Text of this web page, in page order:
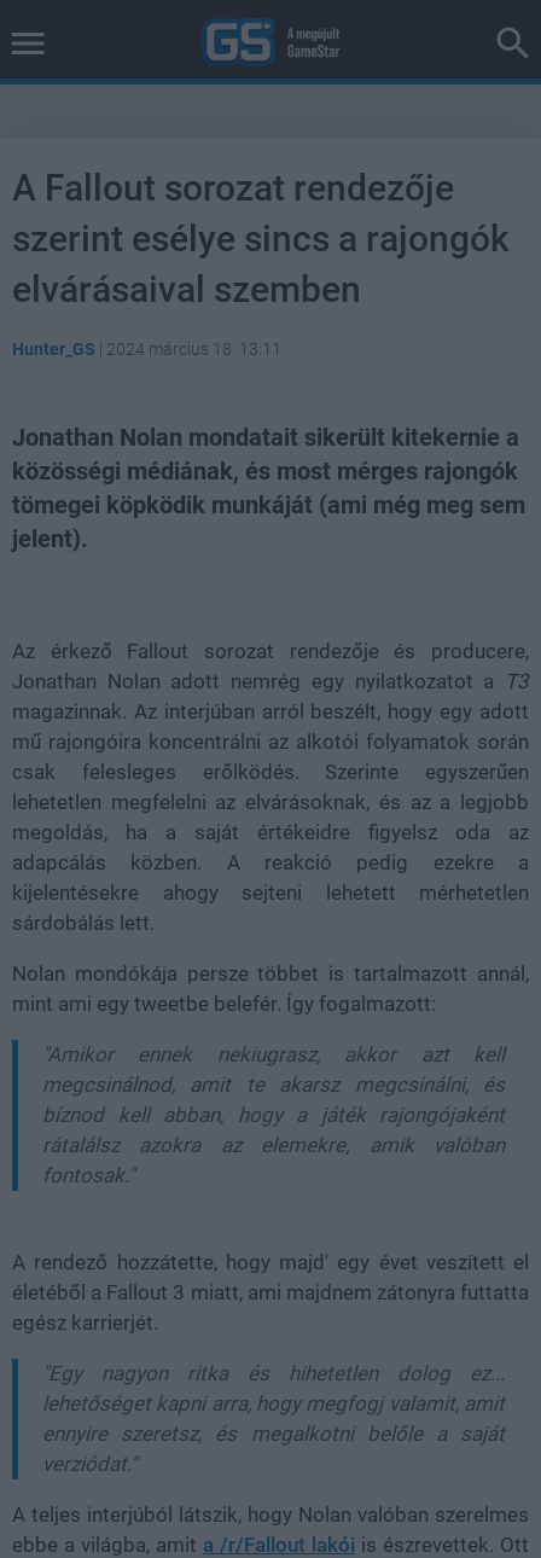
A Fallout sorozat rendezője
szerint esélye sincs a rajongók
elvárásaival szemben
Hunter_GS | 2024 március 18. 13:11
Jonathan Nolan mondatait sikerült kitekernie a
közösségi médiának, és most mérges rajongók
tömegei köpködik munkáját (ami még meg sem
jelent).
Az érkező Fallout sorozat rendezője és producere,
Jonathan Nolan adott nemrég egy nyilatkozatot a
T3
magazinnak. Az interjúban arról beszélt, hogy egy adott
mű rajongóira koncentrálni az alkotói folyamatok során
csak felesleges erőlködés. Szerinte egyszerűen
lehetetlen megfelelni az elvárásoknak, és az a legjobb
megoldás, ha a saját értékeidre figyelsz oda az
adapcálás közben. A reakció pedig ezekre a
kijelentésekre ahogy sejteni lehetett mérhetetlen
sárdobálás lett.
Nolan mondókája persze többet is tartalmazott annál,
mint ami egy tweetbe belefér. Így fogalmazott:
"Amikor ennek nekiugrasz, akkor azt kell
megcsinálnod, amit te akarsz megcsinálni, és
bíznod kell abban, hogy a játék rajongójaként
rátalálsz azokra az elemekre, amik valóban
fontosak."
A rendező hozzátette, hogy majd' egy évet veszített el
életéből a Fallout 3 miatt, ami majdnem zátonyra futtatta
egész karrierjét.
"Egy nagyon ritka és hihetetlen dolog ez...
lehetőséget kapni arra, hogy megfogj valamit, amit
ennyire szeretsz, és megalkotni belőle a saját
verziódat."
A teljes interjúból látszik, hogy Nolan valóban szerelmes
ebbe a világba, amit a /r/Fallout lakói is észrevettek. Ott